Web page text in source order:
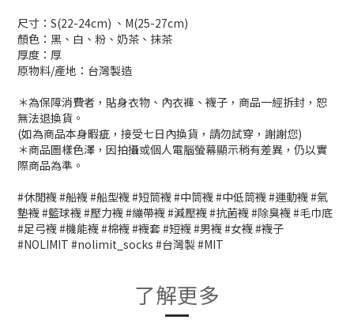
尺寸：S(22-24cm) 、M(25-27cm)
顏色：黑、白、粉、奶茶、抹茶
厚度：厚
原物料/產地：台灣製造
＊為保障消費者，貼身衣物、內衣褲、襪子，商品一經拆封，恕
無法退換貨。
(如為商品本身暇疵，接受七日內換貨，請勿試穿，謝謝您)
＊商品圖樣色澤，因拍攝或個人電腦螢幕顯示稍有差異，仍以實
際商品為準。
#休閒襪 #船襪 #船型襪 #短筒襪 #中筒襪 #中低筒襪 #運動襪 #氣
墊襪 #籃球襪 #壓力襪 #繃帶襪 #減壓襪 #抗菌襪 #除臭襪 #毛巾底
#足弓襪 #機能襪 #棉襪 #襪套 #短襪 #男襪 #女襪 #襪子
#NOLIMIT #nolimit_socks #台灣製 #MIT
了解更多